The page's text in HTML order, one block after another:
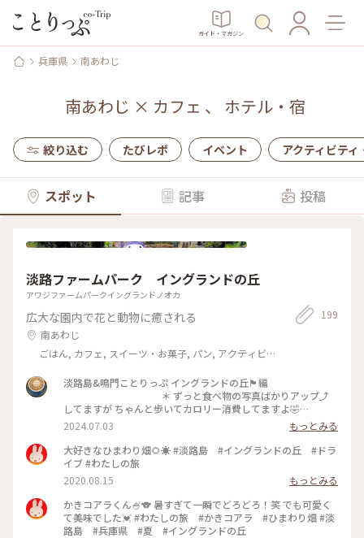
ガイド・マガジン
兵庫県 南あわじ
南あわじ × カフェ 、 ホテル・宿
絞り込む たびレポ イベント アクティビティ
スポット 記事 投稿
淡路ファームパーク イングランドの丘
アワジファームパークイングランドノオカ
広大な園内で花と動物に癒される
南あわじ
ごはん, カフェ, スイーツ・お菓子, パン, アクティビ
199
淡路島&鳴門ことりっぷ イングランドの丘🏴󠁧󠁢󠁥󠁮󠁧󠁿編
＊ ずっと食べ物の写真ばかりアップ⤴️
してますが ちゃんと歩いてカロリー消費してますよ🤣
＊ 閉園1時間前に滑り込みましたので コ
アラ🐨さんは終電のサラリーマンのような 寝姿でありました
😂 睡眠時間の長い動物なので きっと起きてるのは稀でしょう
が🤭 ＊ 閉園30分前には宿舎へ戻る動物
も多いので コアラ🐨とバードゲージ🦜のみ見学しました😊
＊ #透明の世界 #イングランドの丘 #コ
アラ
2024.07.03
もっとみる
大好きなひまわり畑🌻☀️ #淡路島 #イングランドの丘 #ドラ
イブ #わたしの旅
2020.08.15
もっとみる
かきコアラくん🍧🐨 暑すぎて一瞬でどろどろ！笑 でも可愛く
て美味でした💓 #わたしの旅 #かきコアラ #ひまわり畑 #淡
路島 #兵庫県 #夏 #イングランドの丘